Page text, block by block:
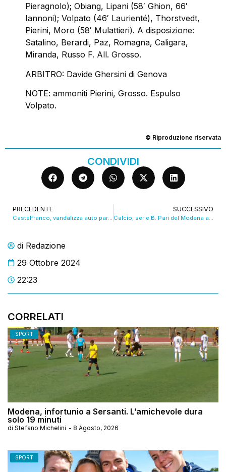
di Redazione
29 Ottobre 2024
22:23
CORRELATI
SPORT
Modena, infortunio a Sersanti. L’amichevole dura
solo 19 minuti
di Stefano Michelini - 8 Agosto, 2026
SPORT
Pieragnolo); Obiang, Lipani (58′ Ghion, 66′
Iannoni); Volpato (46′ Laurienté), Thorstvedt,
Pierini, Moro (58′ Mulattieri). A disposizione:
Satalino, Berardi, Paz, Romagna, Caligara,
Miranda, Russo F. All. Grosso.
ARBITRO: Davide Ghersini di Genova
NOTE: ammoniti Pierini, Grosso. Espulso
Volpato.
© Riproduzione riservata
CONDIVIDI
PRECEDENTE
Castelfranco, vandalizza auto parcheggiate: fermato da due carabinieri in borghese
SUCCESSIVO
Calcio, serie B. Pari del Modena al Braglia con la Cremonese